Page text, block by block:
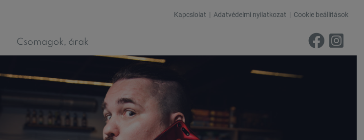
Kapcslolat Adatvédelmi nyilatkozat Cookie beállítások
Csomagok, árak